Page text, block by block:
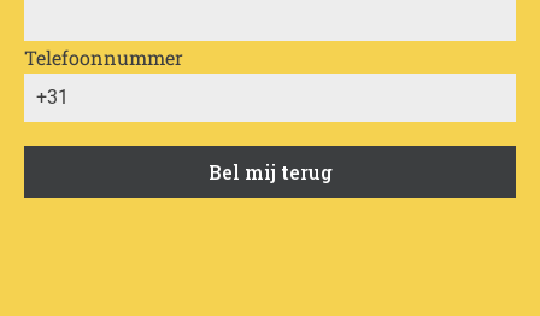
Telefoonnummer
Bel mij terug